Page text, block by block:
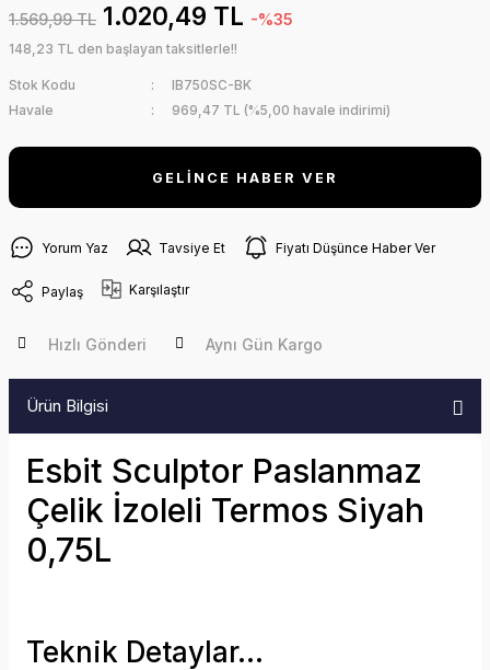
1.569,99 TL 1.020,49 TL -%35
148,23 TL den başlayan taksitlerle!!
Stok Kodu
IB750SC-BK
Havale
969,47 TL (%5,00 havale indirimi)
GELİNCE HABER VER
Yorum Yaz Tavsiye Et Fiyatı Düşünce Haber Ver
Paylaş Karşılaştır
Hızlı Gönderi Aynı Gün Kargo
Ürün Bilgisi
Esbit Sculptor Paslanmaz
Çelik İzoleli Termos Siyah
0,75L
Teknik Detaylar...